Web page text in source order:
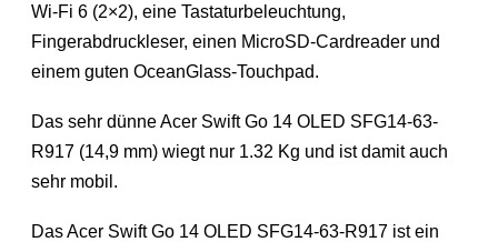
Wi-Fi 6 (2×2), eine Tastaturbeleuchtung,
Fingerabdruckleser, einen MicroSD-Cardreader und
einem guten OceanGlass-Touchpad.
Das sehr dünne Acer Swift Go 14 OLED SFG14-63-
R917 (14,9 mm) wiegt nur 1.32 Kg und ist damit auch
sehr mobil.
Das Acer Swift Go 14 OLED SFG14-63-R917 ist ein